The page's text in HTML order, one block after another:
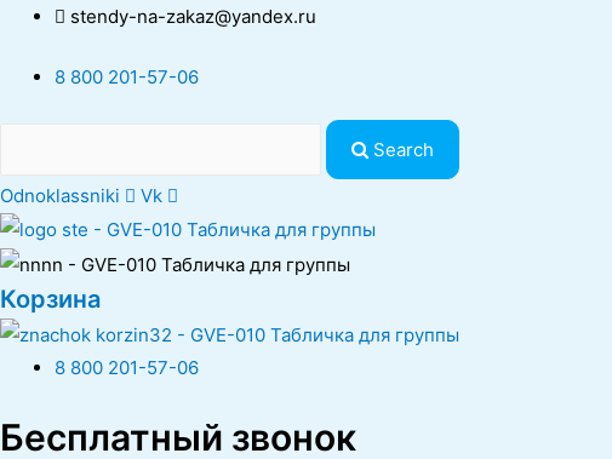
stendy-na-zakaz@yandex.ru
8 800 201-57-06
Search
Odnoklassniki
Vk
Корзина
8 800 201-57-06
Бесплатный звонок